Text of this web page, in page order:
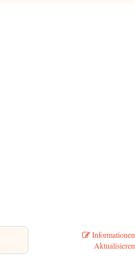
Informationen
Aktualisieren